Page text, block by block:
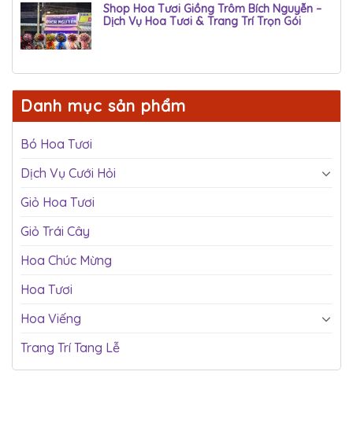
Shop Hoa Tươi Giồng Trôm Bích Nguyễn –
Dịch Vụ Hoa Tươi & Trang Trí Trọn Gói
Danh mục sản phẩm
Bó Hoa Tươi
Dịch Vụ Cưới Hỏi
Giỏ Hoa Tươi
Giỏ Trái Cây
Hoa Chúc Mừng
Hoa Tươi
Hoa Viếng
Trang Trí Tang Lễ